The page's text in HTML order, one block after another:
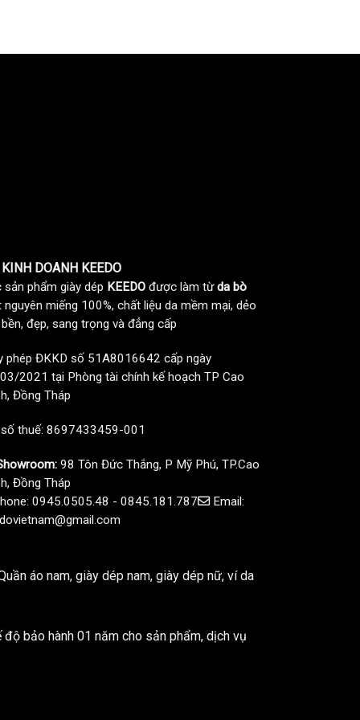
KINH DOANH KEEDO
sản phẩm giày dép KEEDO được làm từda bò
nguyên miếng 100%, chất liệu da mềm mại, dẻo
bền, đẹp, sang trọng và đẳng cấp
phép ĐKKD số 51A8016642 cấp ngày
2021 tại Phòng tài chính kế hoạch TP Cao
Đồng Tháp
thuế: 8697433459-001
98 Tôn Đức Thắng, P Mỹ Phú, TP.Cao
Đồng Tháp
0945.0505.48 - 0845.181.787
Email:
áo nam, giày dép nam, giày dép nữ, ví da
độ bảo hành 01 năm cho sản phẩm, dịch vụ